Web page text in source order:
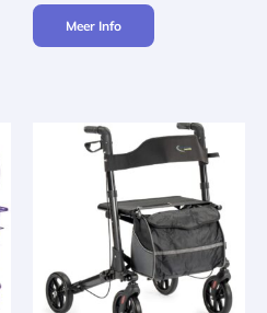
Meer Info